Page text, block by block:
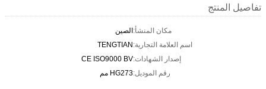
تفاصيل المنتج
مكان المنشأ:الصين
اسم العلامة التجارية:TENGTIAN
إصدار الشهادات:CE ISO9000 BV
رقم الموديل:HG273 مم